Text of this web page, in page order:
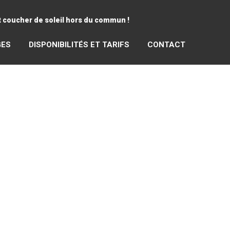
coucher de soleil hors du commun !
DISPONIBILITÉS ET TARIFS CONTACT